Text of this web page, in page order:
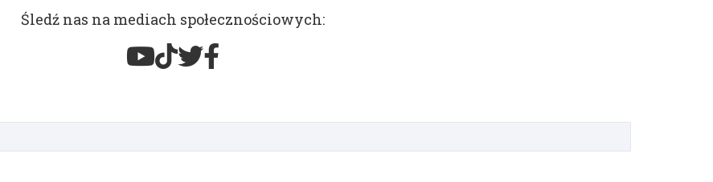
Śledź nas na mediach społecznościowych: